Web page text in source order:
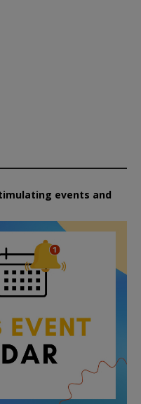
events and